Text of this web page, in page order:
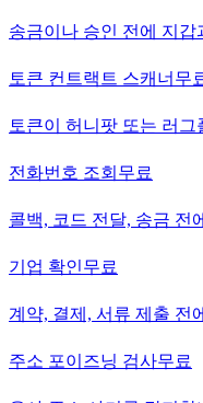
송금이나 승인 전에 지
토큰 컨트랙트 스캐너 무
토큰이 허니팟 또는 러
전화번호 조회 무료
콜백, 코드 전달, 송금 전
기업 확인무료
계약, 결제, 서류 제출 전
주소 포이즈닝 검사무료